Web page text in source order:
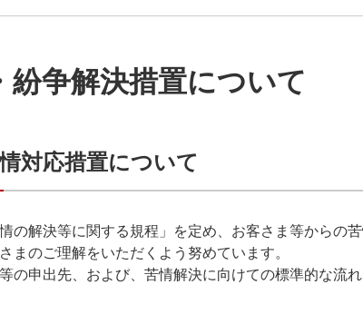
紛争解決措置について
対応措置について
の解決等に関する規程」を定め、お客さま等からの
まのご理解をいただくよう努めています。
の申出先、および、苦情解決に向けての標準的な流れ